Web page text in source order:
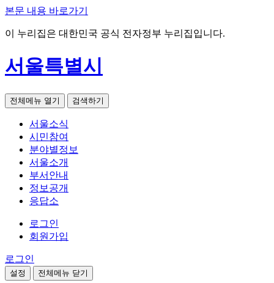
본문 내용 바로가기
이 누리집은 대한민국 공식 전자정부 누리집입니다.
서울특별시
전체메뉴 열기 검색하기
서울소식
시민참여
분야별정보
서울소개
부서안내
정보공개
응답소
로그인
회원가입
로그인
설정 전체메뉴 닫기